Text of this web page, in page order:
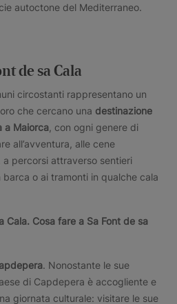
autoctone del Mediterraneo.
de sa Cala
circostanti rappresentano un
che cercano una destinazione
a Maiorca , con ogni genere di
all’avventura, alle cene
a percorsi attraverso sentieri
o ai tramonti in qualche cala
Cala. Cosa fare a Sa Font de sa
. Nonostante le sue
di Capdepera è accogliente e
giornata culturale: visitare le sue